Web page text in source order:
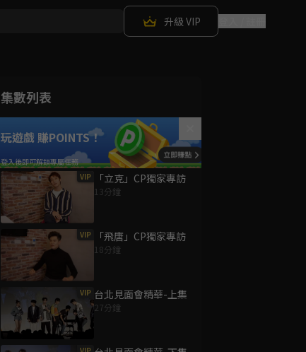
升級 VIP
集數列表
玩遊戲 賺POINTS！
VIP 「立克」CP獨家專訪
13分鐘
VIP 「飛唐」CP獨家專訪
18分鐘
VIP 台北見面會精華-上集
27分鐘